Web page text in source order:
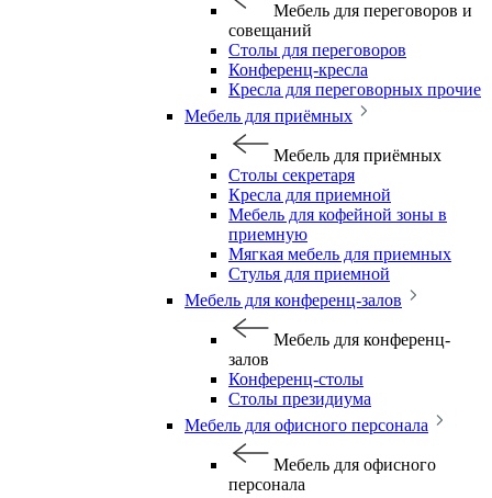
Мебель для переговоров и
совещаний
Столы для переговоров
Конференц-кресла
Кресла для переговорных прочие
Мебель для приёмных
Мебель для приёмных
Столы секретаря
Кресла для приемной
Мебель для кофейной зоны в
приемную
Мягкая мебель для приемных
Стулья для приемной
Мебель для конференц-залов
Мебель для конференц-
залов
Конференц-столы
Столы президиума
Мебель для офисного персонала
Мебель для офисного
персонала